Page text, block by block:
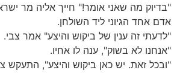
"בדיוק מה שאני אומר!" חייך אליה מר
אדם אחד הגיוני ליד השולחן.
"לדעתי זה ענין של ביקוש והיצע" אמר צבי.
"אנחנו לא בשוק", ענה לו אחיו.
"ובכל זאת. יש כאן ביקוש והיצע", התעקש